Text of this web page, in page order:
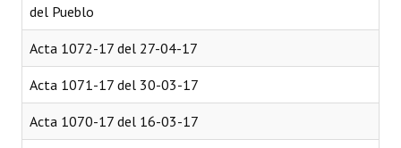
del Pueblo
Acta 1072-17 del 27-04-17
Acta 1071-17 del 30-03-17
Acta 1070-17 del 16-03-17